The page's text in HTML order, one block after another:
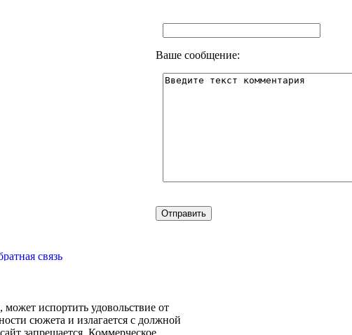
Ваше сообщение:
связь
испортить удовольствие от
сюжета и излагается с должной